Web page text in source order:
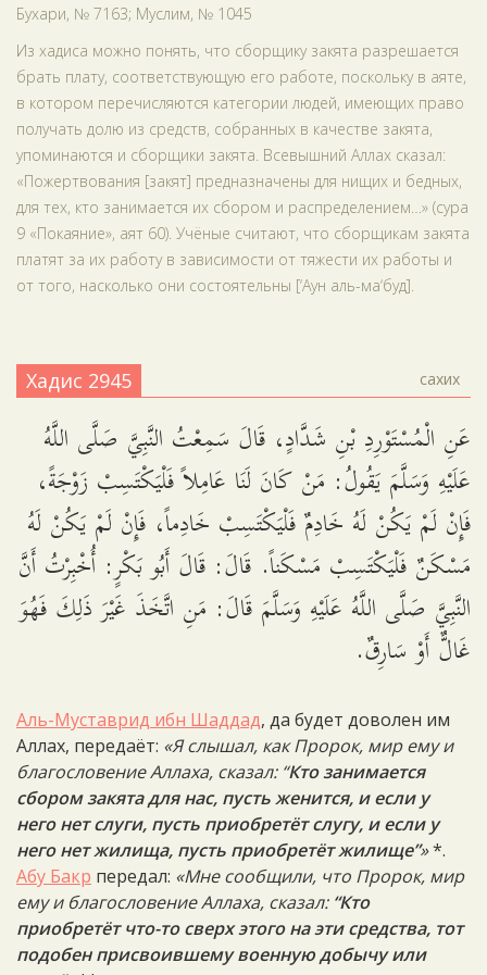
Бухари, № 7163; Муслим, № 1045
Из хадиса можно понять, что сборщику закята разрешается
брать плату, соответствующую его работе, поскольку в аяте,
в котором перечисляются категории людей, имеющих право
получать долю из средств, собранных в качестве закята,
упоминаются и сборщики закята. Всевышний Аллах сказал:
«Пожертвования [закят] предназначены для нищих и бедных,
для тех, кто занимается их сбором и распределением…» (сура
9 «Покаяние», аят 60). Учёные считают, что сборщикам закята
платят за их работу в зависимости от тяжести их работы и
от того, насколько они состоятельны [‘Аун аль-ма‘буд].
Хадис 2945 сахих
عَنِ الْمُسْتَوْرِدِ بْنِ شَدَّادٍ، قَالَ سَمِعْتُ النَّبِيَّ صَلَّى اللَّهُ
عَلَيْهِ وَسَلَّمَ يَقُولُ: مَنْ كَانَ لَنَا عَامِلاً فَلْيَكْتَسِبْ زَوْجَةً،
فَإِنْ لَمْ يَكُنْ لَهُ خَادِمٌ فَلْيَكْتَسِبْ خَادِماً، فَإِنْ لَمْ يَكُنْ لَهُ
مَسْكَنٌ فَلْيَكْتَسِبْ مَسْكَناً. قَالَ: قَالَ أَبُو بَكْرٍ: أُخْبِرْتُ أَنَّ
النَّبِيَّ صَلَّى اللَّهُ عَلَيْهِ وَسَلَّمَ قَالَ: مَنِ اتَّخَذَ غَيْرَ ذَلِكَ فَهُوَ
غَالٌّ أَوْ سَارِقٌ.
Аль-Муставрид ибн Шаддад, да будет доволен им
Аллах, передаёт: «Я слышал, как Пророк, мир ему и
благословение Аллаха, сказал: “Кто занимается
сбором закята для нас, пусть женится, и если у
него нет слуги, пусть приобретёт слугу, и если у
него нет жилища, пусть приобретёт жилище”»*.
Абу Бакр передал: «Мне сообщили, что Пророк, мир
ему и благословение Аллаха, сказал: “Кто
приобретёт что-то сверх этого на эти средства, тот
подобен присвоившему военную добычу или